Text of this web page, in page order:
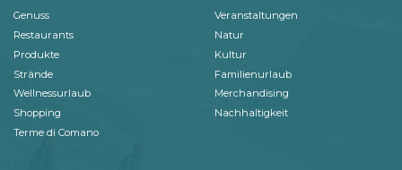
Genuss
Restaurants
Produkte
Strände
Wellnessurlaub
Shopping
Terme di Comano
Veranstaltungen
Natur
Kultur
Familienurlaub
Merchandising
Nachhaltigkeit